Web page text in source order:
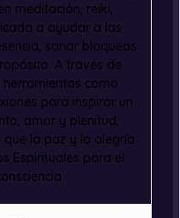
meditación, reiki,
a ayudar a las
sanar bloqueos
A través de
como
para inspirar un
amor y plenitud,
la paz y la alegría
Espirituales para el